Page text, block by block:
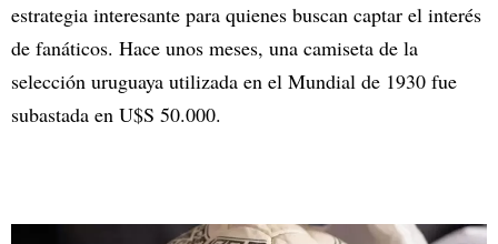
estrategia interesante para quienes buscan captar el interés
de fanáticos. Hace unos meses, una camiseta de la
selección uruguaya utilizada en el Mundial de 1930 fue
subastada en U$S 50.000.